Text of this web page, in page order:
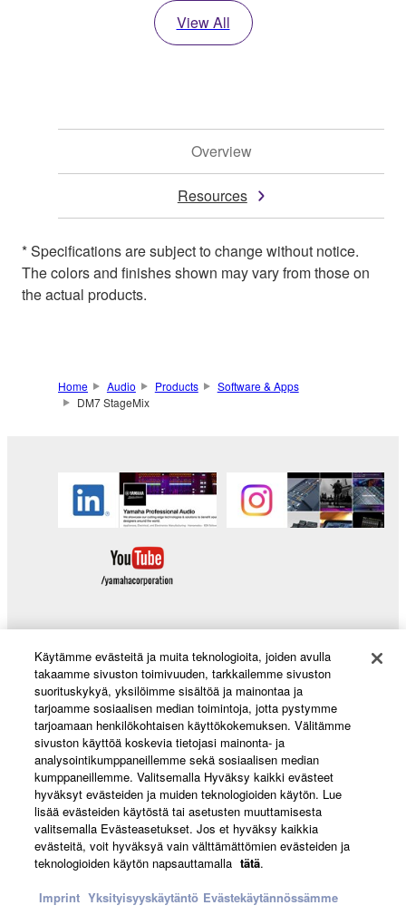
View All
Overview
Resources
* Specifications are subject to change without notice.
The colors and finishes shown may vary from those on
the actual products.
Home Audio Products
Software & Apps
DM7 StageMix
Products & Solutions
News
About Yamaha
Suomi - English
Käytämme evästeitä ja muita teknologioita, joiden avulla
takaamme sivuston toimivuuden, tarkkailemme sivuston
suorituskykyä, yksilöimme sisältöä ja mainontaa ja
tarjoamme sosiaalisen median toimintoja, jotta pystymme
tarjoamaan henkilökohtaisen käyttökokemuksen. Välitämme
sivuston käyttöä koskevia tietojasi mainonta- ja
analysointikumppaneillemme sekä sosiaalisen median
kumppaneillemme. Valitsemalla Hyväksy kaikki evästeet
hyväksyt evästeiden ja muiden teknologioiden käytön. Lue
lisää evästeiden käytöstä tai asetusten muuttamisesta
valitsemalla Evästeasetukset. Jos et hyväksy kaikkia
evästeitä, voit hyväksyä vain välttämättömien evästeiden ja
teknologioiden käytön napsauttamalla tätä.
Imprint Yksityisyyskäytäntö Evästekäytännössämme